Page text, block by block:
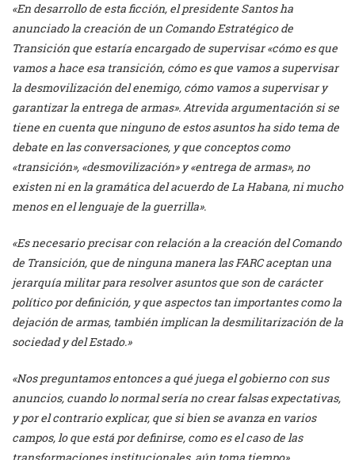
«En desarrollo de esta ficción, el presidente Santos ha
anunciado la creación de un Comando Estratégico de
Transición que estaría encargado de supervisar «cómo es que
vamos a hace esa transición, cómo es que vamos a supervisar
la desmovilización del enemigo, cómo vamos a supervisar y
garantizar la entrega de armas».Atrevida argumentación si se
tiene en cuenta que ninguno de estos asuntos ha sido tema de
debate en las conversaciones, y que conceptos como
«transición», «desmovilización» y «entrega de armas», no
existen ni en la gramática del acuerdo de La Habana, ni mucho
menos en el lenguaje de la guerrilla».
«Es necesario precisar con relación a la creación del Comando
de Transición, que de ninguna manera las FARC aceptan una
jerarquía militar para resolver asuntos que son de carácter
político por definición, y que aspectos tan importantes como la
dejación de armas, también implican la desmilitarización de la
sociedad y del Estado.»
«Nos preguntamos entonces a qué juega el gobierno con sus
anuncios, cuando lo normal sería no crear falsas expectativas,
y por el contrario explicar, que si bien se avanza en varios
campos, lo que está por definirse, como es el caso de las